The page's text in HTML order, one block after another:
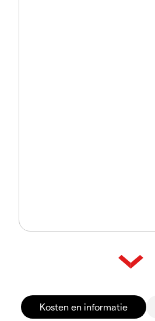
Kosten en informatie